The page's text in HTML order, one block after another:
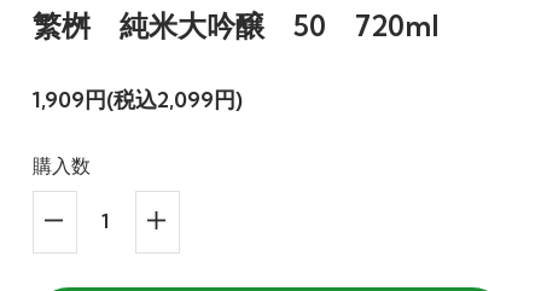
繁桝 純米大吟醸 50 720ml
1,909円(税込2,099円)
購入数